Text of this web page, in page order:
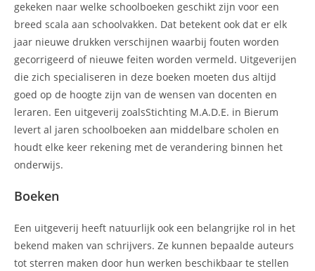
gekeken naar welke schoolboeken geschikt zijn voor een
breed scala aan schoolvakken. Dat betekent ook dat er elk
jaar nieuwe drukken verschijnen waarbij fouten worden
gecorrigeerd of nieuwe feiten worden vermeld. Uitgeverijen
die zich specialiseren in deze boeken moeten dus altijd
goed op de hoogte zijn van de wensen van docenten en
leraren. Een uitgeverij zoalsStichting M.A.D.E. in Bierum
levert al jaren schoolboeken aan middelbare scholen en
houdt elke keer rekening met de verandering binnen het
onderwijs.
Boeken
Een uitgeverij heeft natuurlijk ook een belangrijke rol in het
bekend maken van schrijvers. Ze kunnen bepaalde auteurs
tot sterren maken door hun werken beschikbaar te stellen